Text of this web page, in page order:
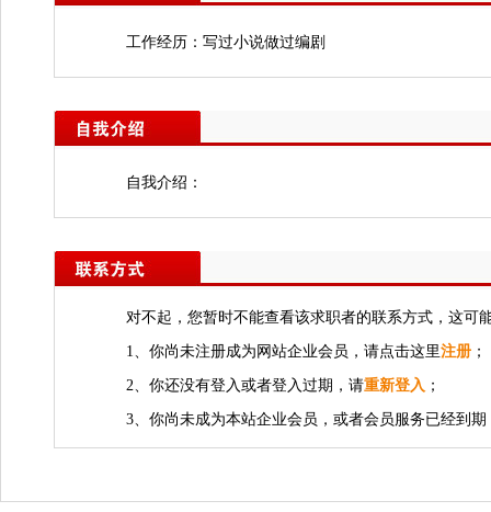
工作经历：写过小说做过编剧
自我介绍：
对不起，您暂时不能查看该求职者的联系方式，这可
1、你尚未注册成为网站企业会员，请点击这里注册 ；
2、你还没有登入或者登入过期，请重新登入 ；
3、你尚未成为本站企业会员，或者会员服务已经到